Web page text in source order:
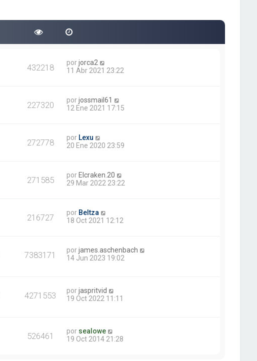
432218 porjorca2
11 Abr 2021 23:22
227320 porjossmail61
12 Ene 2021 17:15
272778 por Lexu
20 Ene 2020 23:59
271585 por Elcraken.20
29 Mar 2022 23:22
216727 por Beltza
18 Oct 2021 12:12
7383171 porjames.aschenbach
14 Jun 2023 19:02
4271553 porjaspritvid
19 Oct 2022 11:11
526461 por sealowe
19 Oct 2014 21:28